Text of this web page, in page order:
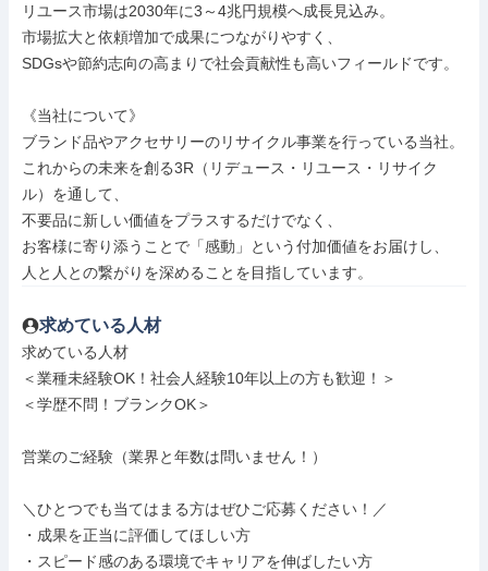
リユース市場は2030年に3～4兆円規模へ成長見込み。
市場拡大と依頼増加で成果につながりやすく、
SDGsや節約志向の高まりで社会貢献性も高いフィールドです。
《当社について》
ブランド品やアクセサリーのリサイクル事業を行っている当社。
これからの未来を創る3R（リデュース・リユース・リサイク
ル）を通して、
不要品に新しい価値をプラスするだけでなく、
お客様に寄り添うことで「感動」という付加価値をお届けし、
人と人との繋がりを深めることを目指しています。
求めている人材
求めている人材
＜業種未経験OK！社会人経験10年以上の方も歓迎！＞
＜学歴不問！ブランクOK＞
営業のご経験（業界と年数は問いません！）
＼ひとつでも当てはまる方はぜひご応募ください！／
・成果を正当に評価してほしい方
・スピード感のある環境でキャリアを伸ばしたい方